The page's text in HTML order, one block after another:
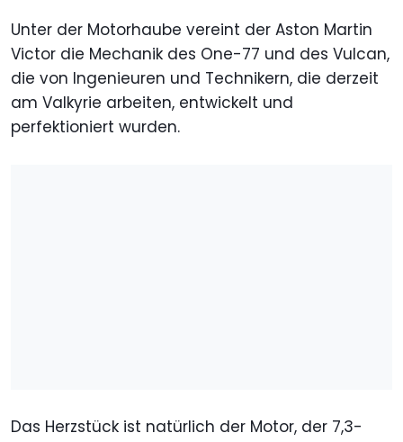
Unter der Motorhaube vereint der Aston Martin
Victor die Mechanik des One-77 und des Vulcan,
die von Ingenieuren und Technikern, die derzeit
am Valkyrie arbeiten, entwickelt und
perfektioniert wurden.
Das Herzstück ist natürlich der Motor, der 7,3-